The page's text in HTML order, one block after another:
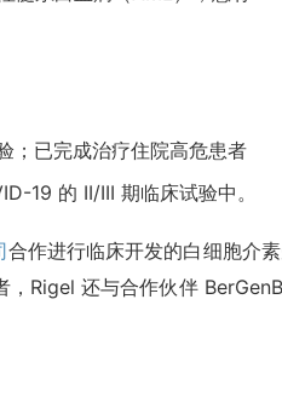
；已完成治疗住院高危患者
19 的 II/III 期临床试验中。
合作进行临床开发的白细胞介
，Rigel 还与合作伙伴